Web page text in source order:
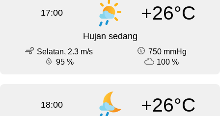
17:00 +26°C
Hujan sedang
Selatan, 2.3 m/s
750 mmHg
95 %
100 %
18:00 +26°C